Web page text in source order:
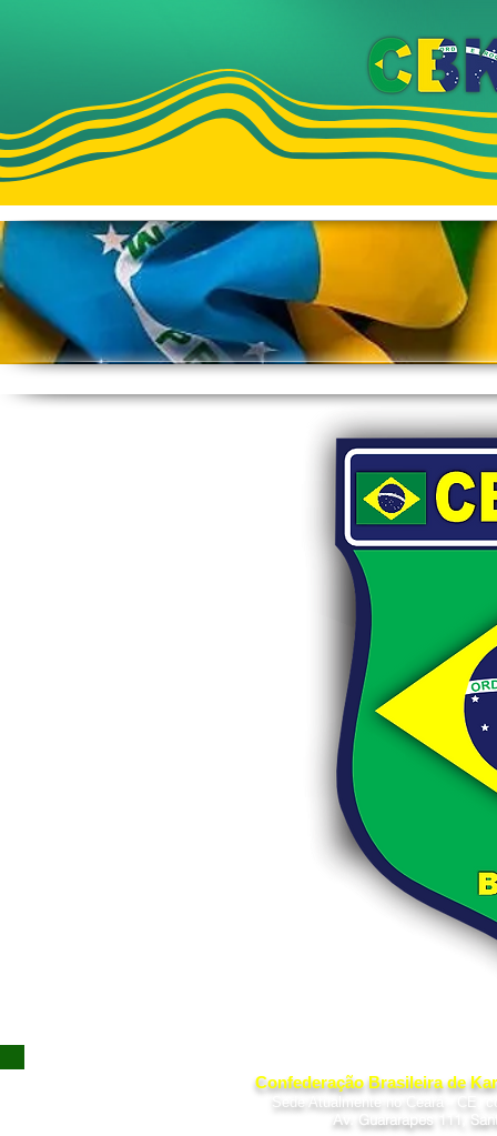
Confederação Brasileira de
Sede Atualmente no Ceará - CE,
Av. Guararapes 111,